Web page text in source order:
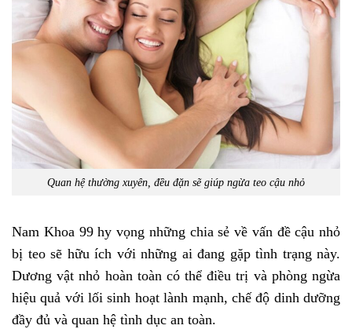
Quan hệ thường xuyên, đều đặn sẽ giúp ngừa teo cậu nhỏ
Nam Khoa 99 hy vọng những chia sẻ về vấn đề cậu nhỏ
bị teo sẽ hữu ích với những ai đang gặp tình trạng này.
Dương vật nhỏ hoàn toàn có thể điều trị và phòng ngừa
hiệu quả với lối sinh hoạt lành mạnh, chế độ dinh dưỡng
đầy đủ và quan hệ tình dục an toàn.